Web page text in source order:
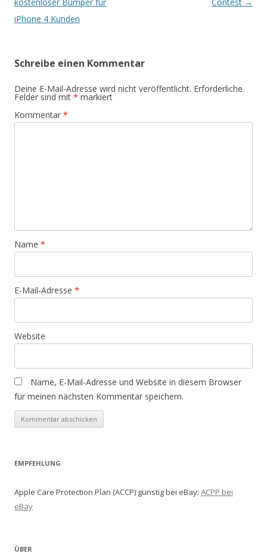
iPhone 4 Kunden
Schreibe einen Kommentar
Deine E-Mail-Adresse wird nicht veröffentlicht. Erforderliche
Felder sind mit * markiert
Kommentar *
Name *
E-Mail-Adresse *
Website
Name, E-Mail-Adresse und Website in diesem Browser
für meinen nächsten Kommentar speichern.
EMPFEHLUNG
Apple Care Protection Plan (ACCP) günstig bei eBay: ACPP bei
eBay
ÜBER